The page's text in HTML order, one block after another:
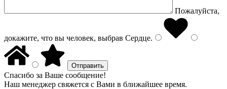
Пожалуйста,
докажите, что вы человек, выбрав Сердце.
Спасибо за Ваше сообщение!
Наш менеджер свяжется с Вами в ближайшее время.